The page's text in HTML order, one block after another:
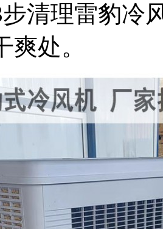
步清理雷豹冷
爽处。